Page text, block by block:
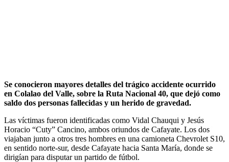
Se conocieron mayores detalles del trágico accidente ocurrido
en Colalao del Valle, sobre la Ruta Nacional 40, que dejó como
saldo dos personas fallecidas y un herido de gravedad.
Las víctimas fueron identificadas como Vidal Chauqui y Jesús
Horacio “Cuty” Cancino, ambos oriundos de Cafayate. Los dos
viajaban junto a otros tres hombres en una camioneta Chevrolet S10,
en sentido norte-sur, desde Cafayate hacia Santa María, donde se
dirigían para disputar un partido de fútbol.